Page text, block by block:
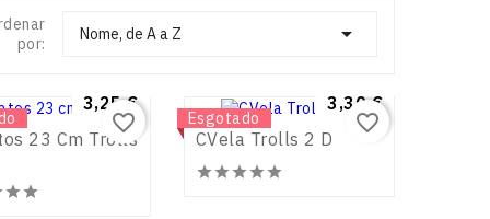
por:
Nome, de A a Z 
Preço
3,25 €
23 Cm Trolls

favorite_border
Preço
3,30 €
Novo
Esgotado
CVela Trolls 2 D

favorite_border